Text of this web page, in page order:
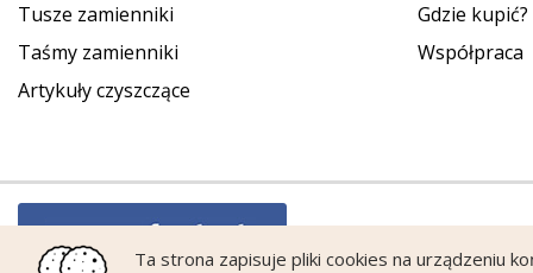
Tusze zamienniki
Taśmy zamienniki
Artykuły czyszczące
Gdzie kupić?
Współpraca
Ta strona zapisuje pliki cookies na urządzeniu